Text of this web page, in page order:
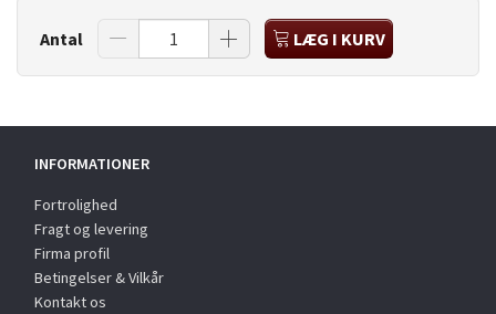
Antal LÆG I KURV
INFORMATIONER
Fortrolighed
Fragt og levering
Firma profil
Betingelser & Vilkår
Kontakt os